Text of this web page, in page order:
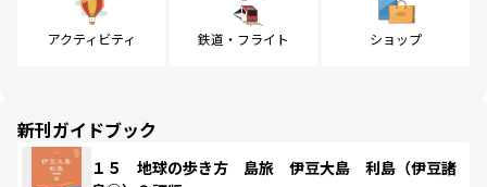
アクティビティ 鉄道・フライト ショップ
新刊ガイドブック
１５ 地球の歩き方 島旅 伊豆大島 利島（伊豆諸